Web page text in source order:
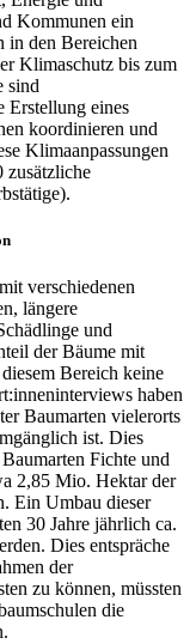
Kommunen ein
in den Berei­chen
Klimaschutz bis zum
sind
Erstellung eines
koordinieren und
Klimaanpassungen
zusätzliche
verschiedenen
längere
und
der Bäume mit
Bereich keine
haben
Baumarten vielerorts
ist. Dies
Fichte und
2,85 Mio. Hektar der
Ein Umbau dieser
30 Jahre jährlich ca.
Dies entspräche
der
zu können, müssten
die